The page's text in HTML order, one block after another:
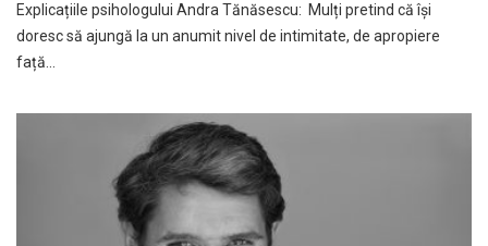
Explicațiile psihologului Andra Tănăsescu: Mulți pretind că își
doresc să ajungă la un anumit nivel de intimitate, de apropiere
față…